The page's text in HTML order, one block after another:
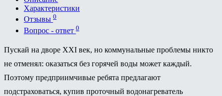
Характеристики
Отзывы 0
Вопрос - ответ 0
Пускай на дворе ХХI век, но коммунальные проблемы никто
не отменял: оказаться без горячей воды может каждый.
Поэтому предприимчивые ребята предлагают
подстраховаться, купив проточный водонагреватель